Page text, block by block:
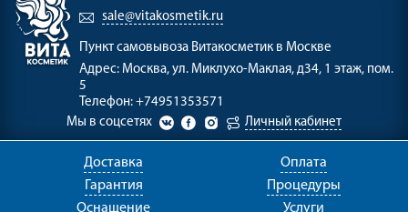
sale@vitakosmetik.ru
Пункт самовывоза Витакосметик в Москве
Адрес: Москва, ул. Миклухо-Маклая, д34, 1 этаж, пом.
5
Телефон: +74951353571
Мы в соцсетях
Личный кабинет
Доставка
Оплата
Гарантия
Процедуры
Оснащение
Услуги